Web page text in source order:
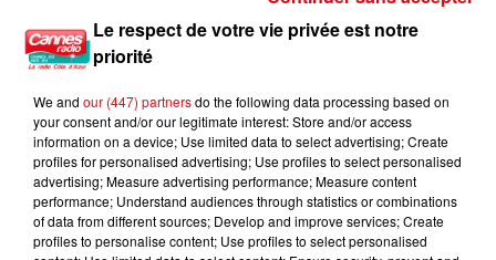
Le respect de votre vie privée est notre
priorité
We and our (447) partnersdo the following data processing based on
your consent and/or our legitimate interest: Store and/or access
information on a device; Use limited data to select advertising; Create
profiles for personalised advertising; Use profiles to select personalised
advertising; Measure advertising performance; Measure content
performance; Understand audiences through statistics or combinations
of data from different sources; Develop and improve services; Create
profiles to personalise content; Use profiles to select personalised